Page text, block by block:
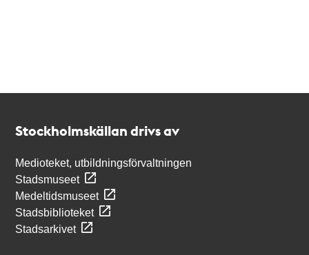
Stockholmskällan drivs av
Medioteket, utbildningsförvaltningen
Stadsmuseet
Medeltidsmuseet
Stadsbiblioteket
Stadsarkivet